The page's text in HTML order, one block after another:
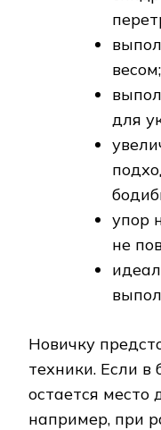
весом;
для
упор
не
Новичку
техники. Если
остается место
например, при